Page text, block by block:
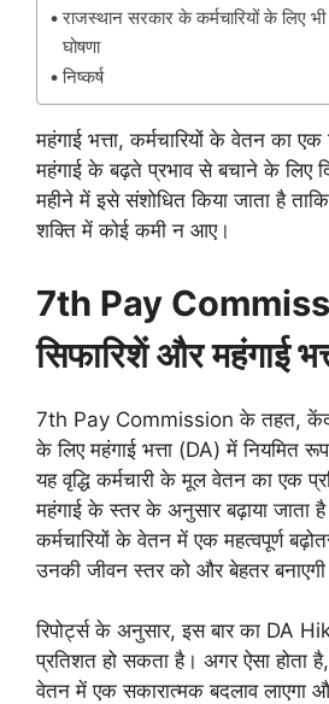
राजस्थान सरकार के कर्मचारियों के लिए
घोषणा
निष्कर्ष
महंगाई भत्ता, कर्मचारियों के वेतन का एक
महंगाई के बढ़ते प्रभाव से बचाने के लिए
महीने में इसे संशोधित किया जाता है
शक्ति में कोई कमी न आए।
7th Pay
सिफारिशें और महंगाई
7th Pay Commission के तहत, केंद्र
के लिए महंगाई भत्ता (DA) में नियमित
यह वृद्धि कर्मचारी के मूल वेतन का एक
महंगाई के स्तर के अनुसार बढ़ाया
कर्मचारियों के वेतन में एक महत्वपूर्ण
उनकी जीवन स्तर को और बेहतर
रिपोर्ट्स के अनुसार, इस बार का DA
प्रतिशत हो सकता है। अगर ऐसा होता
वेतन में एक सकारात्मक बदलाव लाएगा